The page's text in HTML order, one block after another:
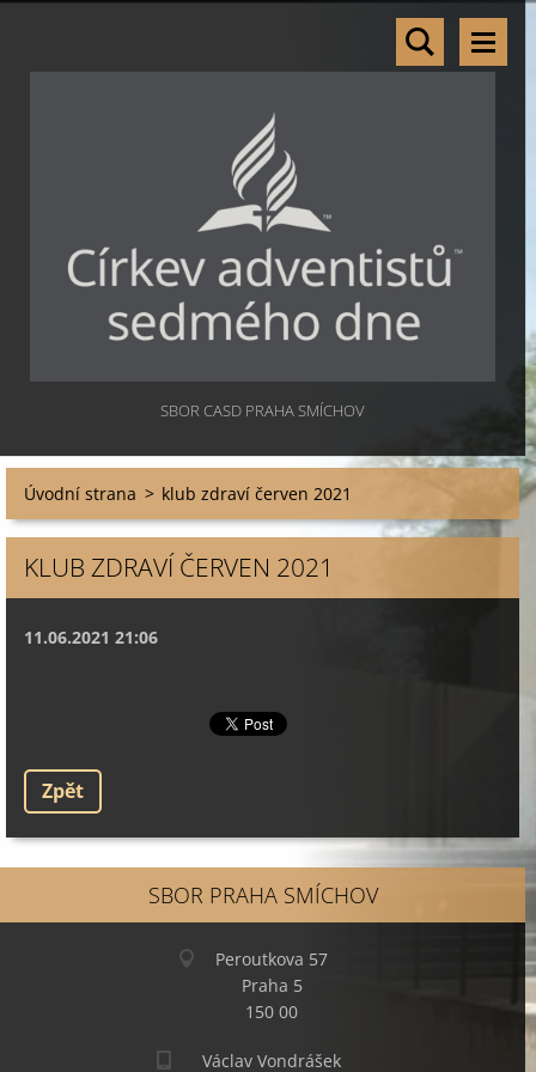
SBOR CASD PRAHA SMÍCHOV
Úvodní strana > klub zdraví červen 2021
KLUB ZDRAVÍ ČERVEN 2021
11.06.2021 21:06
Zpět
SBOR PRAHA SMÍCHOV
Peroutkova 57
Praha 5
150 00
Václav Vondrášek